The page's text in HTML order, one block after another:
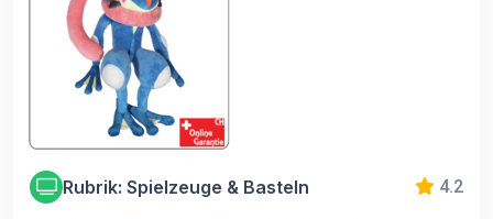
Rubrik: Spielzeuge & Basteln 4.2